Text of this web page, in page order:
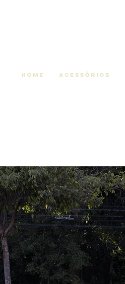
Home Acessórios